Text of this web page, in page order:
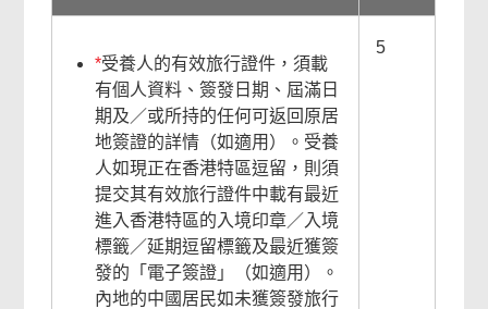
*受養人的有效旅行證件，須載
有個人資料、簽發日期、屆滿日
期及／或所持的任何可返回原居
地簽證的詳情（如適用）。受養
人如現正在香港特區逗留，則須
提交其有效旅行證件中載有最近
進入香港特區的入境印章／入境
標籤／延期逗留標籤及最近獲簽
發的「電子簽證」（如適用）。
內地的中國居民如未獲簽發旅行
5